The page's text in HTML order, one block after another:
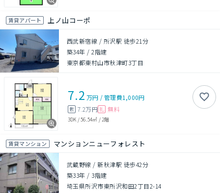
賃貸アパート 上ノ山コーポ
西武新宿線 / 所沢駅 徒歩21分
築34年 /2階建
東京都東村山市秋津町3丁目
7.2 万円 /管理費1,000円
敷 7.2万円 礼 無料
3DK /56.54㎡ / 2階
賃貸マンション マンションニューフォレスト
武蔵野線 / 新秋津駅 徒歩42分
築33年 / 3階建
埼玉県所沢市東所沢和田2丁目2-14